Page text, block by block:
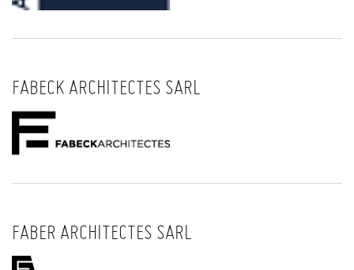
FABECK ARCHITECTES SARL
FABER ARCHITECTES SARL